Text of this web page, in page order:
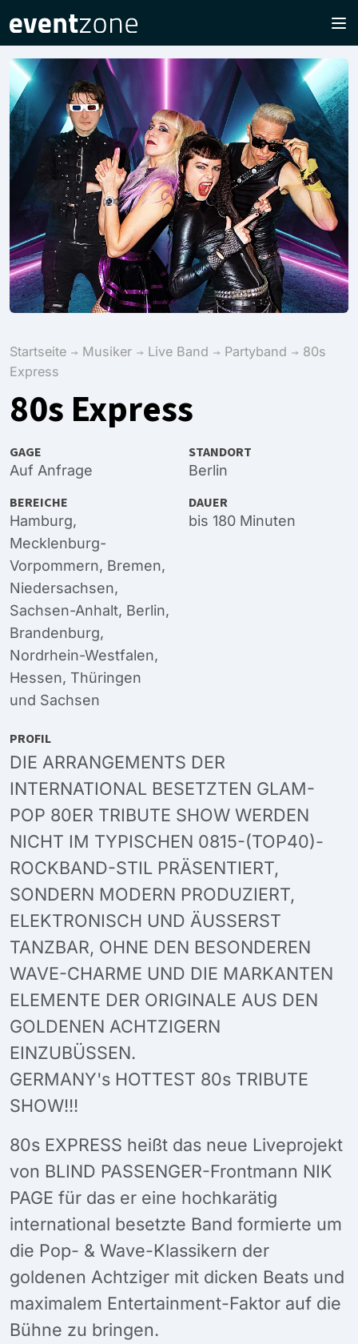
Startseite Musiker Live Band Partyband
80s
Express
80s Express
GAGE
Auf Anfrage
STANDORT
Berlin
BEREICHE
Hamburg,
Mecklenburg-
Vorpommern, Bremen,
Niedersachsen,
Sachsen-Anhalt, Berlin,
Brandenburg,
Nordrhein-Westfalen,
Hessen, Thüringen
und Sachsen
DAUER
bis 180 Minuten
PROFIL
DIE ARRANGEMENTS DER
INTERNATIONAL BESETZTEN GLAM-
POP 80ER TRIBUTE SHOW WERDEN
NICHT IM TYPISCHEN 0815-(TOP40)-
ROCKBAND-STIL PRÄSENTIERT,
SONDERN MODERN PRODUZIERT,
ELEKTRONISCH UND ÄUSSERST
TANZBAR, OHNE DEN BESONDEREN
WAVE-CHARME UND DIE MARKANTEN
ELEMENTE DER ORIGINALE AUS DEN
GOLDENEN ACHTZIGERN
EINZUBÜSSEN.
GERMANY's HOTTEST 80s TRIBUTE
SHOW!!!
80s EXPRESS heißt das neue Liveprojekt
von BLIND PASSENGER-Frontmann NIK
PAGE für das er eine hochkarätig
international besetzte Band formierte um
die Pop- & Wave-Klassikern der
goldenen Achtziger mit dicken Beats und
maximalem Entertainment-Faktor auf die
Bühne zu bringen.